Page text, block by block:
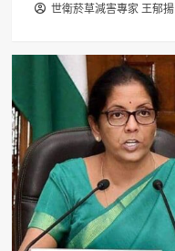
世衛菸草減害專家 王郁揚